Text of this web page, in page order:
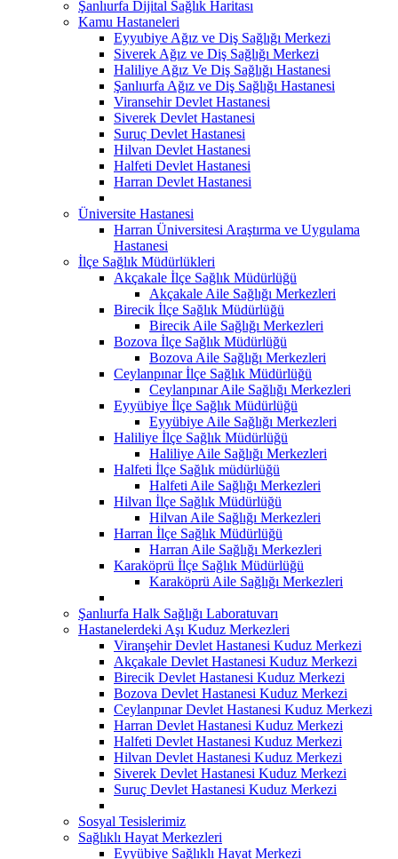
Şanlıurfa Dijital Sağlık Haritası
Kamu Hastaneleri
Eyyubiye Ağız ve Diş Sağlığı Merkezi
Siverek Ağız ve Diş Sağlığı Merkezi
Haliliye Ağız Ve Diş Sağlığı Hastanesi
Şanlıurfa Ağız ve Diş Sağlığı Hastanesi
Viransehir Devlet Hastanesi
Siverek Devlet Hastanesi
Suruç Devlet Hastanesi
Hilvan Devlet Hastanesi
Halfeti Devlet Hastanesi
Harran Devlet Hastanesi
Üniversite Hastanesi
Harran Üniversitesi Araştırma ve Uygulama
Hastanesi
İlçe Sağlık Müdürlükleri
Akçakale İlçe Sağlık Müdürlüğü
Akçakale Aile Sağlığı Merkezleri
Birecik İlçe Sağlık Müdürlüğü
Birecik Aile Sağlığı Merkezleri
Bozova İlçe Sağlık Müdürlüğü
Bozova Aile Sağlığı Merkezleri
Ceylanpınar İlçe Sağlık Müdürlüğü
Ceylanpınar Aile Sağlığı Merkezleri
Eyyübiye İlçe Sağlık Müdürlüğü
Eyyübiye Aile Sağlığı Merkezleri
Haliliye İlçe Sağlık Müdürlüğü
Haliliye Aile Sağlığı Merkezleri
Halfeti İlçe Sağlık müdürlüğü
Halfeti Aile Sağlığı Merkezleri
Hilvan İlçe Sağlık Müdürlüğü
Hilvan Aile Sağlığı Merkezleri
Harran İlçe Sağlık Müdürlüğü
Harran Aile Sağlığı Merkezleri
Karaköprü İlçe Sağlık Müdürlüğü
Karaköprü Aile Sağlığı Merkezleri
Şanlıurfa Halk Sağlığı Laboratuvarı
Hastanelerdeki Aşı Kuduz Merkezleri
Viranşehir Devlet Hastanesi Kuduz Merkezi
Akçakale Devlet Hastanesi Kuduz Merkezi
Birecik Devlet Hastanesi Kuduz Merkezi
Bozova Devlet Hastanesi Kuduz Merkezi
Ceylanpınar Devlet Hastanesi Kuduz Merkezi
Harran Devlet Hastanesi Kuduz Merkezi
Halfeti Devlet Hastanesi Kuduz Merkezi
Hilvan Devlet Hastanesi Kuduz Merkezi
Siverek Devlet Hastanesi Kuduz Merkezi
Suruç Devlet Hastanesi Kuduz Merkezi
Sosyal Tesislerimiz
Sağlıklı Hayat Merkezleri
Eyyübiye Sağlıklı Hayat Merkezi